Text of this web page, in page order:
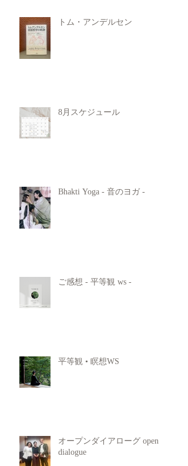
トム・アンデルセン
8月スケジュール
Bhakti Yoga - 音のヨガ -
ご感想 - 平等観 ws -
平等観 • 瞑想WS
オープンダイアローグ open
dialogue